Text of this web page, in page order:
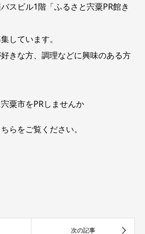
スビル1階「ふるさと宍粟PR館き
しています。
きな方、調理などに興味のある方
粟市をPRしませんか
らをご覧ください。